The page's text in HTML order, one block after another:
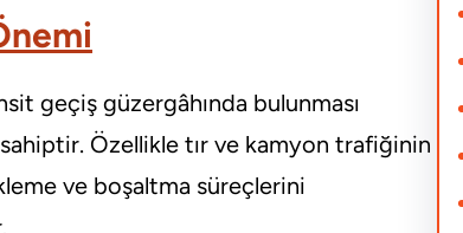
geçiş güzergâhında bulunması
Özellikle tır ve kamyon trafiğinin
ve boşaltma süreçlerini